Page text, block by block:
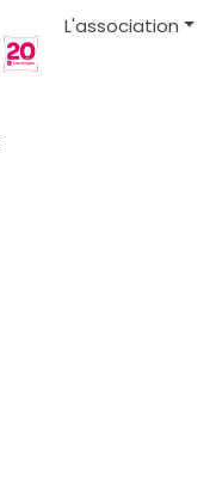
L'association